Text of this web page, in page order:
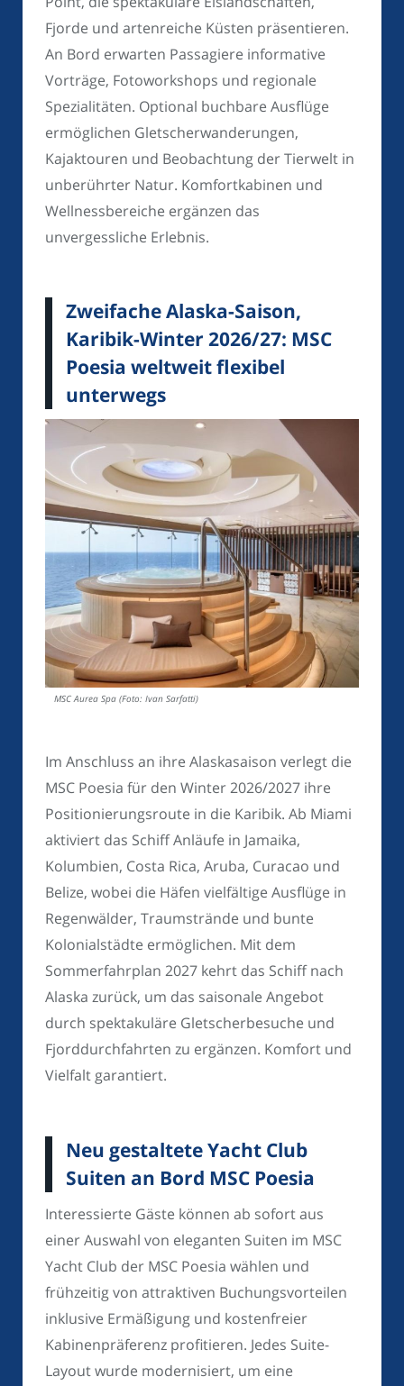
Fjorde und artenreiche Küsten präsentieren.
An Bord erwarten Passagiere informative
Vorträge, Fotoworkshops und regionale
Spezialitäten. Optional buchbare Ausflüge
ermöglichen Gletscherwanderungen,
Kajaktouren und Beobachtung der Tierwelt in
unberührter Natur. Komfortkabinen und
Wellnessbereiche ergänzen das
unvergessliche Erlebnis.
Zweifache Alaska-Saison,
Karibik-Winter 2026/27: MSC
Poesia weltweit flexibel
unterwegs
MSC Aurea Spa (Foto: Ivan Sarfatti)
Im Anschluss an ihre Alaskasaison verlegt die
MSC Poesia für den Winter 2026/2027 ihre
Positionierungsroute in die Karibik. Ab Miami
aktiviert das Schiff Anläufe in Jamaika,
Kolumbien, Costa Rica, Aruba, Curacao und
Belize, wobei die Häfen vielfältige Ausflüge in
Regenwälder, Traumstrände und bunte
Kolonialstädte ermöglichen. Mit dem
Sommerfahrplan 2027 kehrt das Schiff nach
Alaska zurück, um das saisonale Angebot
durch spektakuläre Gletscherbesuche und
Fjorddurchfahrten zu ergänzen. Komfort und
Vielfalt garantiert.
Neu gestaltete Yacht Club
Suiten an Bord MSC Poesia
Interessierte Gäste können ab sofort aus
einer Auswahl von eleganten Suiten im MSC
Yacht Club der MSC Poesia wählen und
frühzeitig von attraktiven Buchungsvorteilen
inklusive Ermäßigung und kostenfreier
Kabinenpräferenz profitieren. Jedes Suite-
Layout wurde modernisiert, um eine